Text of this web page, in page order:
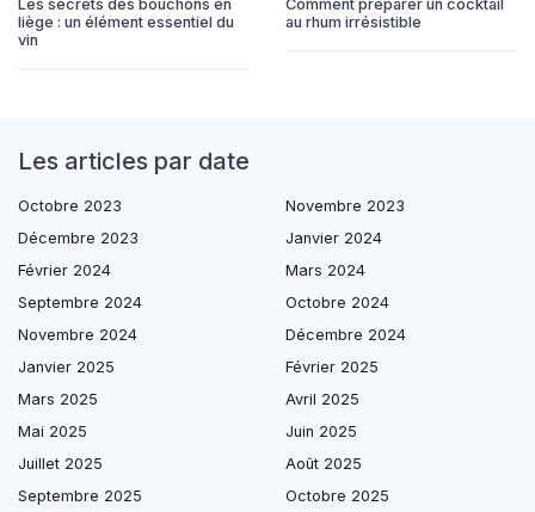
Les secrets des bouchons en
liège : un élément essentiel du
vin
Comment préparer un cocktail
au rhum irrésistible
Les articles par date
Octobre 2023
Novembre 2023
Décembre 2023
Janvier 2024
Février 2024
Mars 2024
Septembre 2024
Octobre 2024
Novembre 2024
Décembre 2024
Janvier 2025
Février 2025
Mars 2025
Avril 2025
Mai 2025
Juin 2025
Juillet 2025
Août 2025
Septembre 2025
Octobre 2025